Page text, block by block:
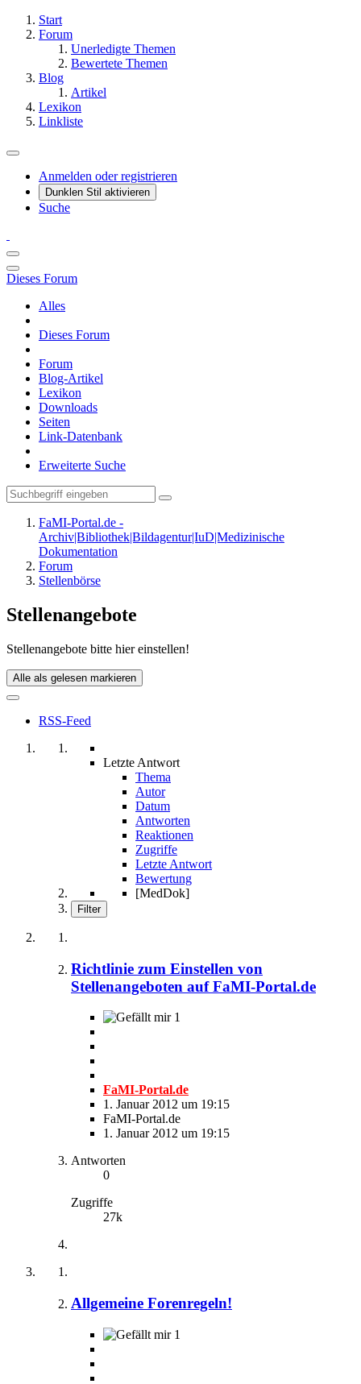
Start
Forum
Unerledigte Themen
Bewertete Themen
Blog
Artikel
Lexikon
Linkliste
Anmelden oder registrieren
Dunklen Stil aktivieren
Suche
Dieses Forum
Alles
Dieses Forum
Forum
Blog-Artikel
Lexikon
Downloads
Seiten
Link-Datenbank
Erweiterte Suche
FaMI-Portal.de -
Archiv|Bibliothek|Bildagentur|IuD|Medizinische
Dokumentation
Forum
Stellenbörse
Stellenangebote
Stellenangebote bitte hier einstellen!
Alle als gelesen markieren
RSS-Feed
Letzte Antwort
Thema
Autor
Datum
Antworten
Reaktionen
Zugriffe
Letzte Antwort
Bewertung
[MedDok]
Filter
Richtlinie zum Einstellen von
Stellenangeboten auf FaMI-Portal.de
1
FaMI-Portal.de
1. Januar 2012 um 19:15
FaMI-Portal.de
1. Januar 2012 um 19:15
Antworten
0
Zugriffe
27k
Allgemeine Forenregeln!
1